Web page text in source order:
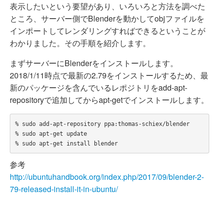
表示したいという要望があり、いろいろと方法を調べた
ところ、サーバー側でBlenderを動かしてobjファイルを
インポートしてレンダリングすればできるということが
わかりました。その手順を紹介します。
まずサーバーにBlenderをインストールします。
2018/1/11時点で最新の2.79をインストールするため、最
新のパッケージを含んでいるレポジトリをadd-apt-
repositoryで追加してからapt-getでインストールします。
% sudo add-apt-repository ppa:thomas-schiex/blender
% sudo apt-get update
% sudo apt-get install blender
参考
http://ubuntuhandbook.org/index.php/2017/09/blender-2-
79-released-install-it-in-ubuntu/